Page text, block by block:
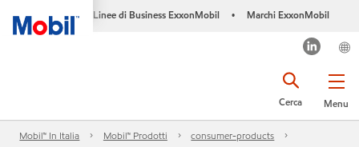
Linee di Business ExxonMobil • Marchi ExxonMobil
Menu
Cerca
Mobil™ In Italia Mobil™ Prodotti
consumer-products